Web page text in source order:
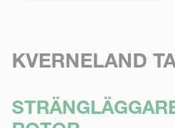
KVERNELAND